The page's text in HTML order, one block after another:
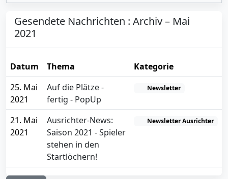
Gesendete Nachrichten : Archiv – Mai
2021
Datum Thema
Kategorie
25. Mai
2021
Auf die Plätze -
fertig - PopUp
Newsletter
21. Mai
2021
Ausrichter-News:
Saison 2021 - Spieler
stehen in den
Startlöchern!
Newsletter Ausrichter